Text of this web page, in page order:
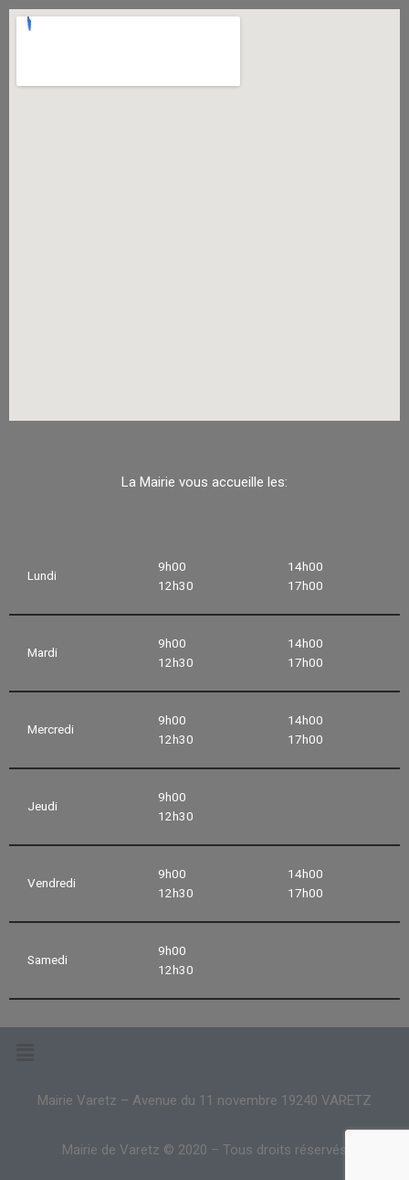
La Mairie vous accueille les:
Lundi
9h00
12h30
14h00
17h00
Mardi
9h00
12h30
14h00
17h00
Mercredi
9h00
12h30
14h00
17h00
Jeudi
9h00
12h30
Vendredi
9h00
12h30
14h00
17h00
Samedi
9h00
12h30
Mairie Varetz – Avenue du 11 novembre 19240 VARETZ
Mairie de Varetz © 2020 – Tous droits réservés